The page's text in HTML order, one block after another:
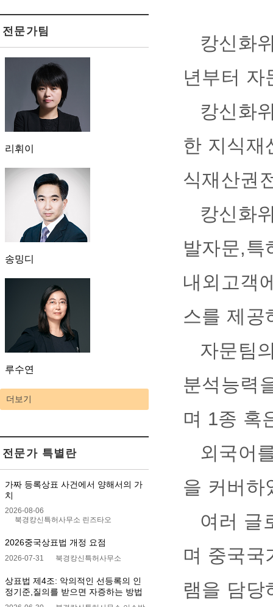
전문가팀
리휘이
송밍디
루수연
더보기
전문가 특별란
가짜 등록상표 사건에서 양해서의 가
치
2026-08-06
북경캉신특허사무소 린즈타오
2026중국상표법 개정 요점
2026-07-31 북경캉신특허사무소
상표법 제4조: 악의적인 선등록의 인
정기준,질의를 받으면 자증하는 방법
캉신화
년부터 자
캉신화
한 지식재
식재산권
캉신화
발자문,특
내외고객
스를 제공
자문팀
분석능력
며 1종 혹
외국어
을 커버하
여러 글
며 중국국
램을 담당